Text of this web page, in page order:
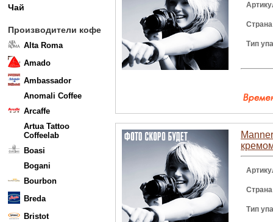
Чай
Производители кофе
Alta Roma
Amado
Ambassador
Anomali Coffee
Arcaffe
Artua Tattoo
Coffeelab
Boasi
Bogani
Bourbon
Breda
Bristot
Тип
Тип